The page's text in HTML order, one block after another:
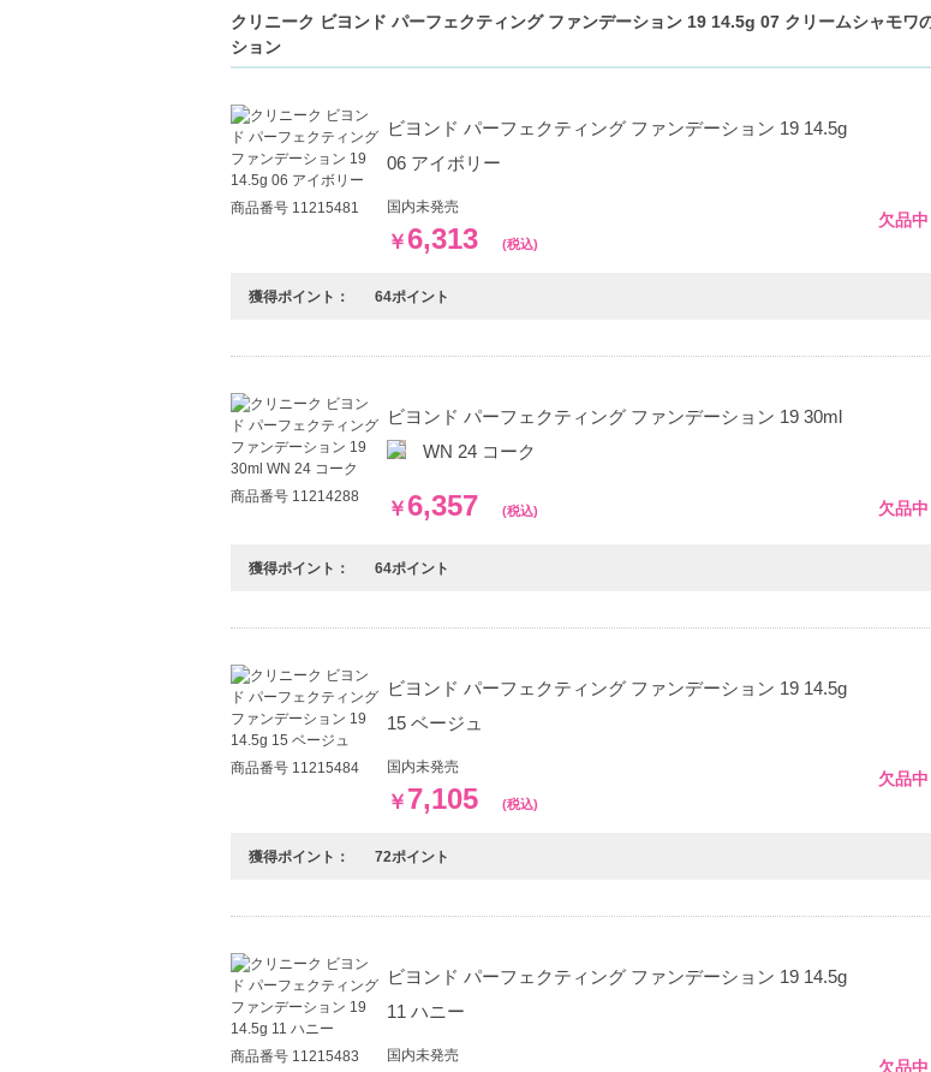
石けんだけで落とせる手軽なファンデーションを探している方
【JAN/UPC:20714755973】
クリニーク ビヨンド パーフェクティング ファンデーション 19 14.5g 07 クリームシャモワ
ション
商品番号 11215481
ビヨンド パーフェクティング ファンデーション 19 14.5g
06 アイボリー
国内未発売
￥ 6,313 (税込)
欠品中
獲得ポイント： 64ポイント
商品番号 11214288
ビヨンド パーフェクティング ファンデーション 19 30ml
WN 24 コーク
￥ 6,357 (税込) 欠品中
獲得ポイント： 64ポイント
商品番号 11215484
ビヨンド パーフェクティング ファンデーション 19 14.5g
15 ベージュ
国内未発売
￥ 7,105 (税込)
欠品中
獲得ポイント： 72ポイント
商品番号 11215483
ビヨンド パーフェクティング ファンデーション 19 14.5g
11 ハニー
国内未発売
欠品中